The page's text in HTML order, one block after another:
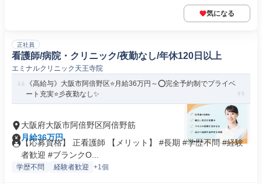
気になる
正社員
看護師/病院・クリニック/夜勤なし/年休120日以上
エミナルクリニック天王寺院
《高給与》大阪市阿倍野区⭐月給36万円～⭕完全予約制でプライベ
ート充実⭐彡夜勤なし✨
大阪府大阪市阿倍野区阿倍野筋
月給36万円
【応募資格】 正看護師 【メリット】 #長期 #学歴不問 #経験
者歓迎 #ブランクO...
学歴不問 経験者歓迎 +1個